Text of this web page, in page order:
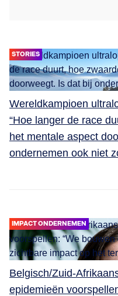
STORIES
Wereldkampioen
“Hoe langer de race
het mentale aspect
ondernemen ook niet
IMPACT ONDERNEMEN
Belgisch/Zuid-
epidemieën